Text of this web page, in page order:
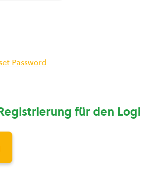
Password
für den